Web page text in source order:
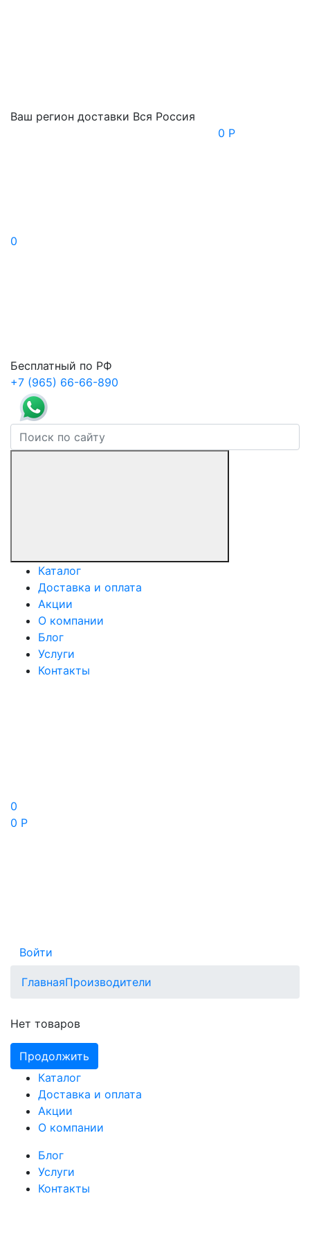
Ваш регион доставки Вся Россия
0
0 Р
Бесплатный по РФ
+7 (965) 66-66-890
Каталог
Доставка и оплата
Акции
О компании
Блог
Услуги
Контакты
0
0 Р
Войти
ГлавнаяПроизводители
Нет товаров
Продолжить
Каталог
Доставка и оплата
Акции
О компании
Блог
Услуги
Контакты